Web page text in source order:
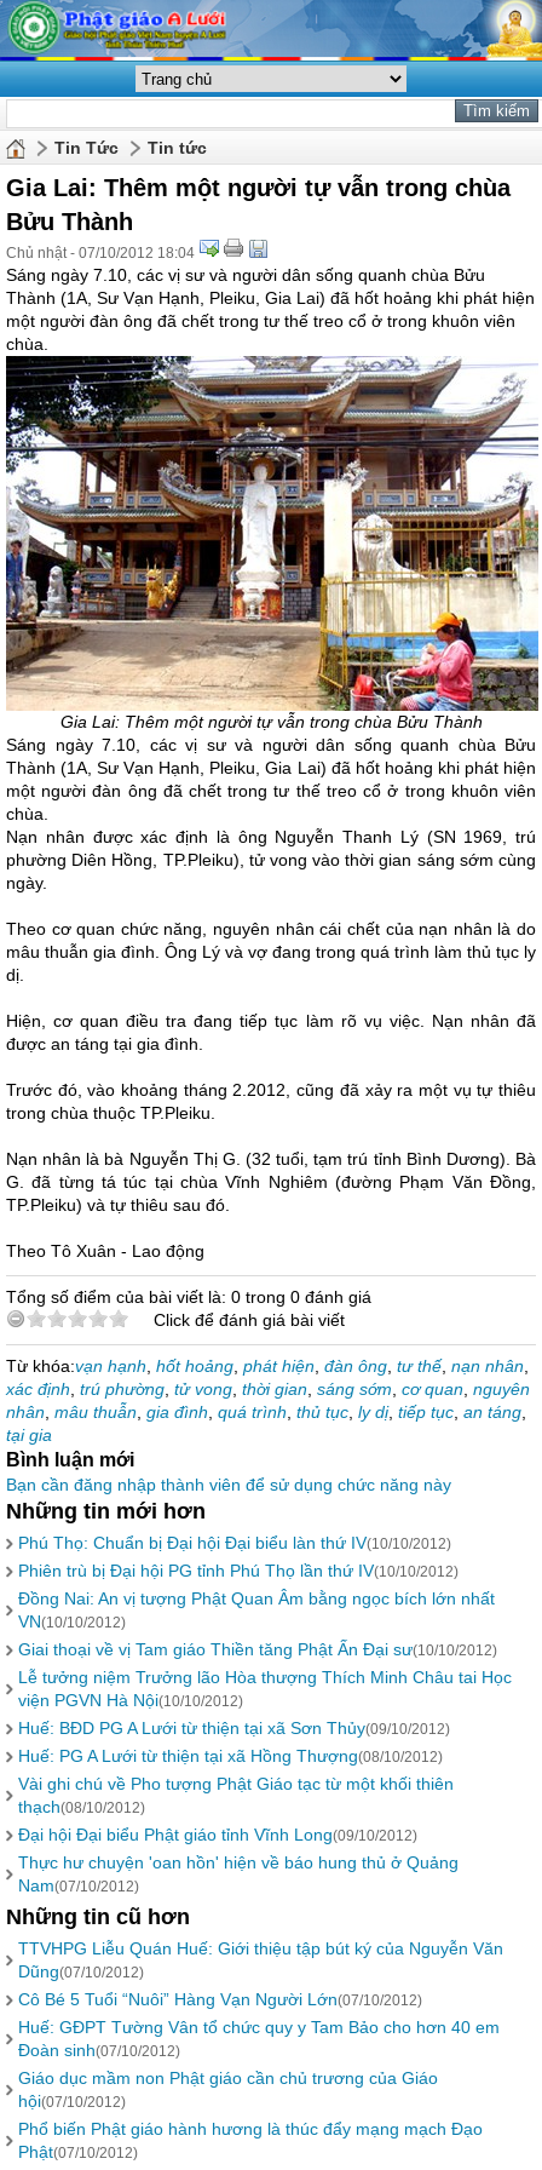
Tin Tức Tin tức
Gia Lai: Thêm một người tự vẫn trong chùa
Bửu Thành
Chủ nhật - 07/10/2012 18:04
Sáng ngày 7.10, các vị sư và người dân sống quanh chùa Bửu
Thành (1A, Sư Vạn Hạnh, Pleiku, Gia Lai) đã hốt hoảng khi phát hiện
một người đàn ông đã chết trong tư thế treo cổ ở trong khuôn viên
chùa.
Gia Lai: Thêm một người tự vẫn trong chùa Bửu Thành
Sáng ngày 7.10, các vị sư và người dân sống quanh chùa Bửu
Thành (1A, Sư Vạn Hạnh, Pleiku, Gia Lai) đã hốt hoảng khi phát hiện
một người đàn ông đã chết trong tư thế treo cổ ở trong khuôn viên
chùa.
Nạn nhân được xác định là ông Nguyễn Thanh Lý (SN 1969, trú
phường Diên Hồng, TP.Pleiku), tử vong vào thời gian sáng sớm cùng
ngày.
Theo cơ quan chức năng, nguyên nhân cái chết của nạn nhân là do
mâu thuẫn gia đình. Ông Lý và vợ đang trong quá trình làm thủ tục ly
dị.
Hiện, cơ quan điều tra đang tiếp tục làm rõ vụ việc. Nạn nhân đã
được an táng tại gia đình.
Trước đó, vào khoảng tháng 2.2012, cũng đã xảy ra một vụ tự thiêu
trong chùa thuộc TP.Pleiku.
Nạn nhân là bà Nguyễn Thị G. (32 tuổi, tạm trú tỉnh Bình Dương). Bà
G. đã từng tá túc tại chùa Vĩnh Nghiêm (đường Phạm Văn Đồng,
TP.Pleiku) và tự thiêu sau đó.
Theo Tô Xuân - Lao động
Tổng số điểm của bài viết là: 0 trong 0 đánh giá
Click để đánh giá bài viết
Từ khóa:vạn hạnh hốt hoảng phát hiện đàn ông tư thế, nạn nhân
xác định trú phường tử vong thời gian sáng sớm cơ quan nguyên
nhân mâu thuẫn gia đình quá trình thủ tục ly dị, tiếp tục an táng
tại gia
Bình luận mới
Bạn cần đăng nhập thành viên để sử dụng chức năng này
Những tin mới hơn
Phú Thọ: Chuẩn bị Đại hội Đại biểu làn thứ IV(10/10/2012)
Phiên trù bị Đại hội PG tỉnh Phú Thọ lần thứ IV(10/10/2012)
Đồng Nai: An vị tượng Phật Quan Âm bằng ngọc bích lớn nhất
VN(10/10/2012)
Giai thoại về vị Tam giáo Thiền tăng Phật Ấn Đại sư(10/10/2012)
Lễ tưởng niệm Trưởng lão Hòa thượng Thích Minh Châu tai Học
viện PGVN Hà Nội(10/10/2012)
Huế: BĐD PG A Lưới từ thiện tại xã Sơn Thủy(09/10/2012)
Huế: PG A Lưới từ thiện tại xã Hồng Thượng(08/10/2012)
Vài ghi chú về Pho tượng Phật Giáo tạc từ một khối thiên
thạch(08/10/2012)
Đại hội Đại biểu Phật giáo tỉnh Vĩnh Long(09/10/2012)
Thực hư chuyện 'oan hồn' hiện về báo hung thủ ở Quảng
Nam(07/10/2012)
Những tin cũ hơn
TTVHPG Liễu Quán Huế: Giới thiệu tập bút ký của Nguyễn Văn
Dũng(07/10/2012)
Cô Bé 5 Tuổi “Nuôi” Hàng Vạn Người Lớn(07/10/2012)
Huế: GĐPT Tường Vân tổ chức quy y Tam Bảo cho hơn 40 em
Đoàn sinh(07/10/2012)
Giáo dục mầm non Phật giáo cần chủ trương của Giáo
hội(07/10/2012)
Phổ biến Phật giáo hành hương là thúc đẩy mạng mạch Đạo
Phật(07/10/2012)